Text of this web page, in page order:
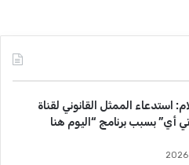
:
استدعاء الممثل القانوني لقناة
أي” بسبب برنامج “اليوم هنا